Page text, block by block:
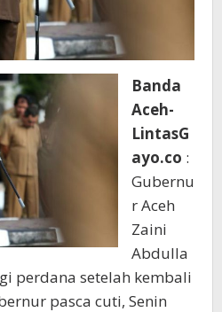
Banda
Aceh-
LintasG
ayo.co :
Gubernu
r Aceh
Zaini
Abdulla
perdana setelah kembali
pasca cuti, Senin